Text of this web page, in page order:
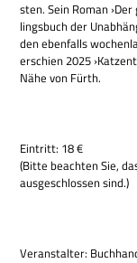
sten. Sein Roman
lings­buch der
den eben­falls
erschien 2025
Nähe von Fürth.
Ein­tritt: 18 €
(Bitte beach­ten Sie,
aus­ge­schlos­sen sind.)
Ver­an­stal­ter: